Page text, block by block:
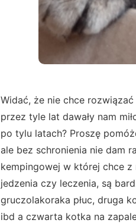
Widać, że nie chce
przez tyle lat dawały nam
po tylu latach? Proszę
ale bez schronienia nie dam
kempingowej w której chce z
jedzenia czy leczenia, są
gruczolakoraka płuc, druga
ibd a czwarta kotka na